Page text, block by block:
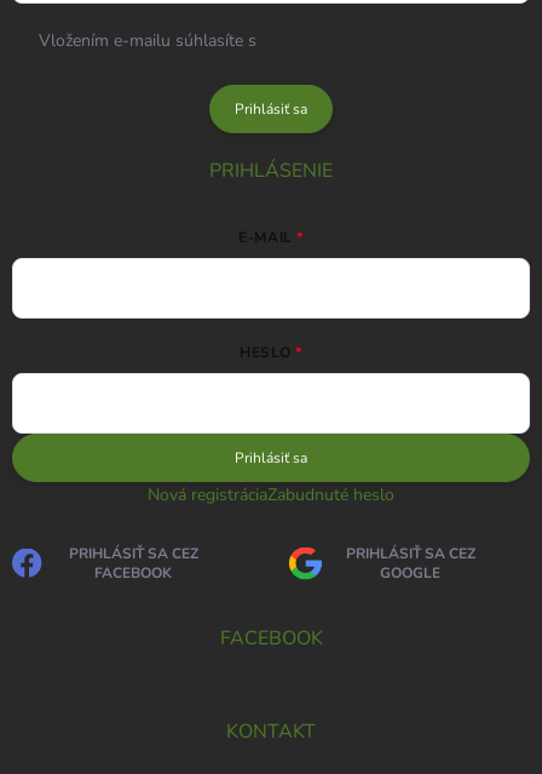
Vložením e-mailu súhlasíte s
Prihlásiť sa
PRIHLÁSENIE
E-MAIL
HESLO
Prihlásiť sa
Nová registráciaZabudnuté heslo
PRIHLÁSIŤ SA CEZ
FACEBOOK
PRIHLÁSIŤ SA CEZ
GOOGLE
FACEBOOK
KONTAKT